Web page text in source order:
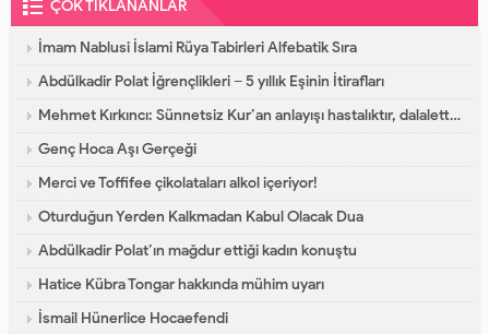
ÇOK TIKLANANLAR
İmam Nablusi İslami Rüya Tabirleri Alfebatik Sıra
Abdülkadir Polat İğrençlikleri – 5 yıllık Eşinin İtirafları
Mehmet Kırkıncı: Sünnetsiz Kur’an anlayışı hastalıktır, dalalettir!
Genç Hoca Aşı Gerçeği
Merci ve Toffifee çikolataları alkol içeriyor!
Oturduğun Yerden Kalkmadan Kabul Olacak Dua
Abdülkadir Polat’ın mağdur ettiği kadın konuştu
Hatice Kübra Tongar hakkında mühim uyarı
İsmail Hünerlice Hocaefendi